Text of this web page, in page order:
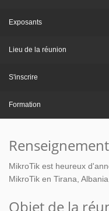
Exposants
Lieu de la réunion
S'inscrire
Formation
MikroTik est heureux
MikroTik en Tirana,
Objet de la